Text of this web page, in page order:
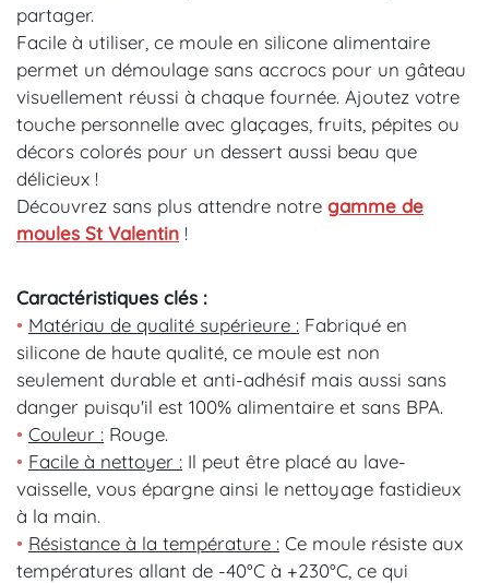
partager.
Facile à utiliser, ce moule en silicone alimentaire
permet un démoulage sans accrocs pour un gâteau
visuellement réussi à chaque fournée. Ajoutez votre
touche personnelle avec glaçages, fruits, pépites ou
décors colorés pour un dessert aussi beau que
délicieux !
Découvrez sans plus attendre notre gamme de
moules St Valentin !
Caractéristiques clés :
• Matériau de qualité supérieure : Fabriqué en
silicone de haute qualité, ce moule est non
seulement durable et anti-adhésif mais aussi sans
danger puisqu'il est 100% alimentaire et sans BPA.
• Couleur : Rouge.
• Facile à nettoyer : Il peut être placé au lave-
vaisselle, vous épargne ainsi le nettoyage fastidieux
à la main.
• Résistance à la température : Ce moule résiste aux
températures allant de -40°C à +230°C, ce qui